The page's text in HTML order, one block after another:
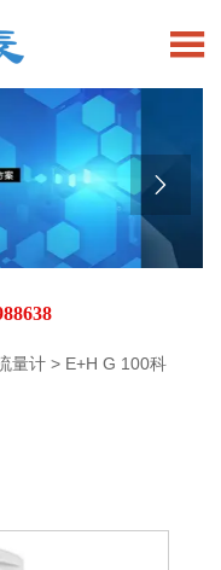


量计 > E+H G 100科